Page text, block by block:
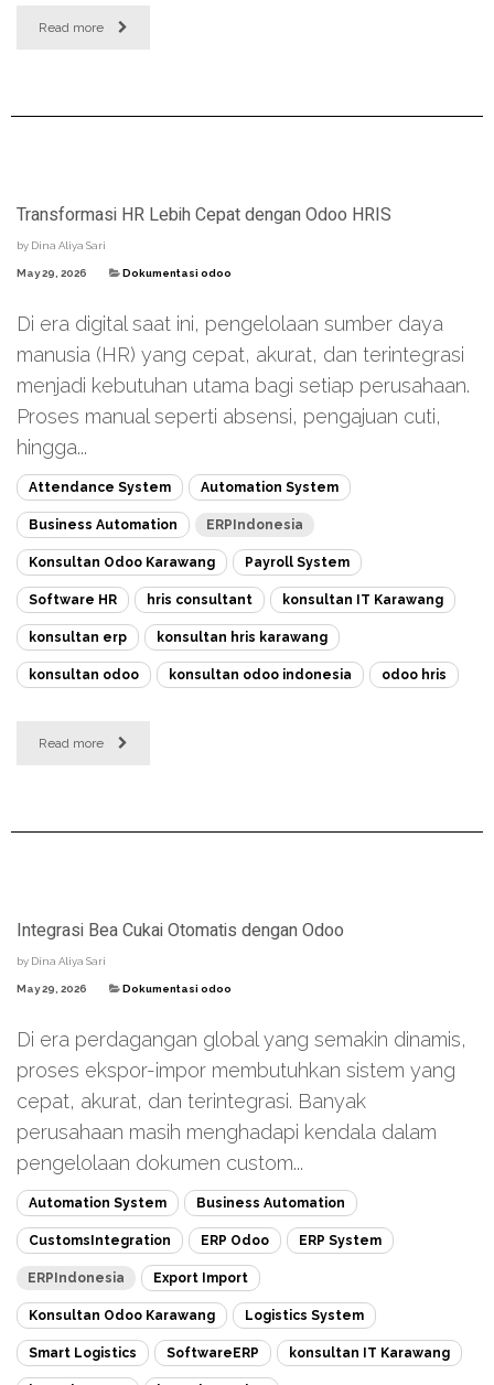
Read more
Transformasi HR Lebih Cepat dengan Odoo HRIS
by Dina Aliya Sari
May 29, 2026 Dokumentasi odoo
Di era digital saat ini, pengelolaan sumber daya
manusia (HR) yang cepat, akurat, dan terintegrasi
menjadi kebutuhan utama bagi setiap perusahaan.
Proses manual seperti absensi, pengajuan cuti,
hingga...
Attendance System Automation System
Business Automation ERPIndonesia
Konsultan Odoo Karawang Payroll System
Software HR hris consultant konsultan IT Karawang
konsultan erp konsultan hris karawang
konsultan odoo konsultan odoo indonesia odoo hris
Read more
Integrasi Bea Cukai Otomatis dengan Odoo
by Dina Aliya Sari
May 29, 2026 Dokumentasi odoo
Di era perdagangan global yang semakin dinamis,
proses ekspor-impor membutuhkan sistem yang
cepat, akurat, dan terintegrasi. Banyak
perusahaan masih menghadapi kendala dalam
pengelolaan dokumen custom...
Automation System Business Automation
CustomsIntegration ERP Odoo ERP System
ERPIndonesia Export Import
Konsultan Odoo Karawang Logistics System
Smart Logistics SoftwareERP konsultan IT Karawang